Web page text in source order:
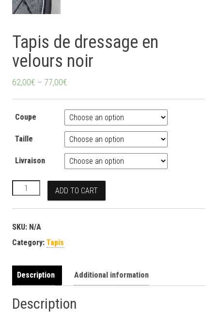
Tapis de dressage en
velours noir
62,00€ – 77,00€
Coupe
Taille
Livraison
Tapis de dressage en velours noir quantity
ADD TO CART
SKU: N/A
Category: Tapis
Description Additional information
Description